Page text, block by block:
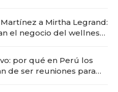
a Mirtha Legrand:
el negocio del wellness
por qué en Perú los
de ser reuniones para